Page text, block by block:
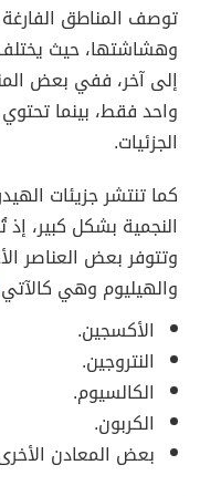
توصف المناطق الفارغة
وهشاشتها، حيث
إلى آخر، ففي بعض
واحد فقط، بينما
الجزئيات.
كما تنتشر جزيئات
وتتوفر بعض العناصر
والهيليوم وهي
الأكسجين.
النتروجين.
الكالسيوم.
الكربون.
بعض المعادن